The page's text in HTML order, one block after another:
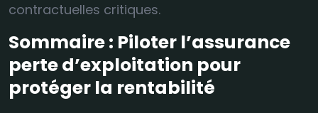
contractuelles critiques.
Sommaire : Piloter l’assurance
perte d’exploitation pour
protéger la rentabilité